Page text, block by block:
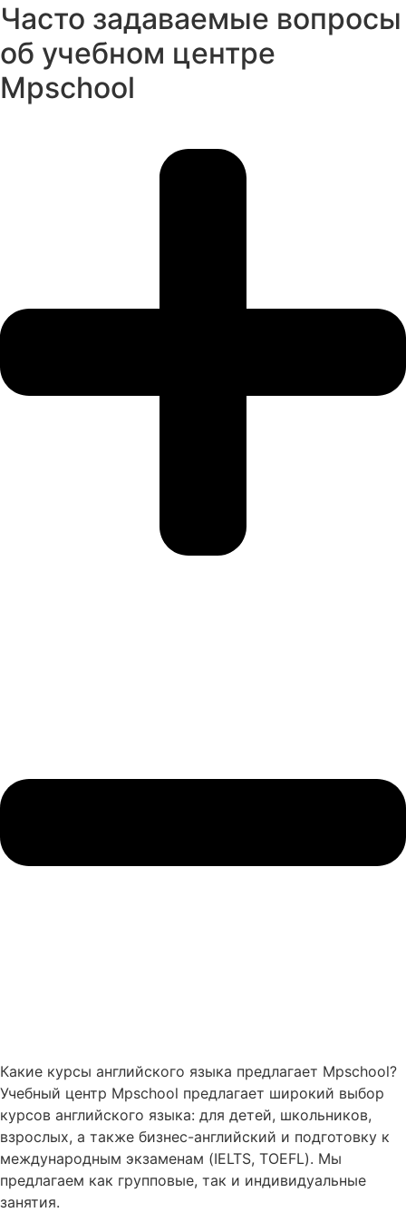
Часто задаваемые вопросы
об учебном центре
Mpschool
Какие курсы английского языка предлагает Mpschool?
Учебный центр Mpschool предлагает широкий выбор
курсов английского языка: для детей, школьников,
взрослых, а также бизнес-английский и подготовку к
международным экзаменам (IELTS, TOEFL). Мы
предлагаем как групповые, так и индивидуальные
занятия.